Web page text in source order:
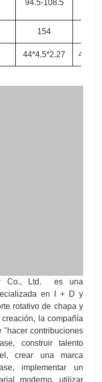
94.5-108.5
154
44*4.5*2.27
Co., Ltd. es una
en I + D y
rotativo de chapa y
la compañía
contribuciones
construir talento
crear una marca
implementar un
moderno, utilizar